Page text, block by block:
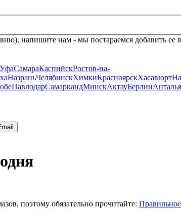
напишите нам - мы постараемся добавить ее
УфаСамараКаспийскРостов-на-
НазраньЧелябинскХимкиКрасноярскХасавюрт
ПавлодарСамаркандМинскАктауБерлинАнталья
поэтому обязательно прочитайте: